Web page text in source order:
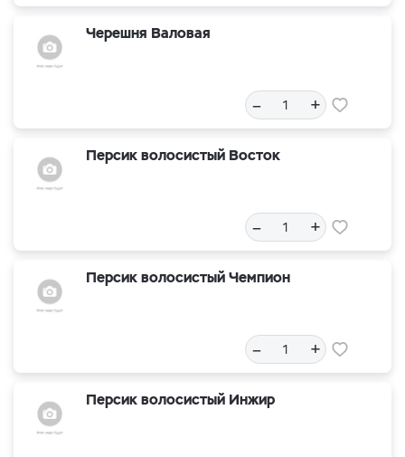
Черешня Валовая
– +
Персик волосистый Восток
– +
Персик волосистый Чемпион
– +
Персик волосистый Инжир